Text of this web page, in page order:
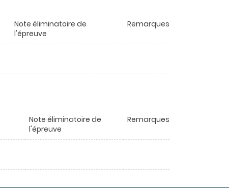
Note éliminatoire de
l'épreuve
Remarques
Note éliminatoire de
l'épreuve
Remarques